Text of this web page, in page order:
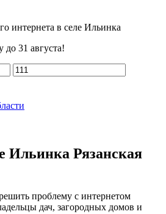
интернета в селе Ильинка
до 31 августа!
Ильинка Рязанская
проблему с интернетом
дач, загородных домов и